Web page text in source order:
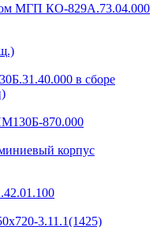
МГП КО-829А.73.04.000
в сборе
870.000
корпус
3.11.1(1425)